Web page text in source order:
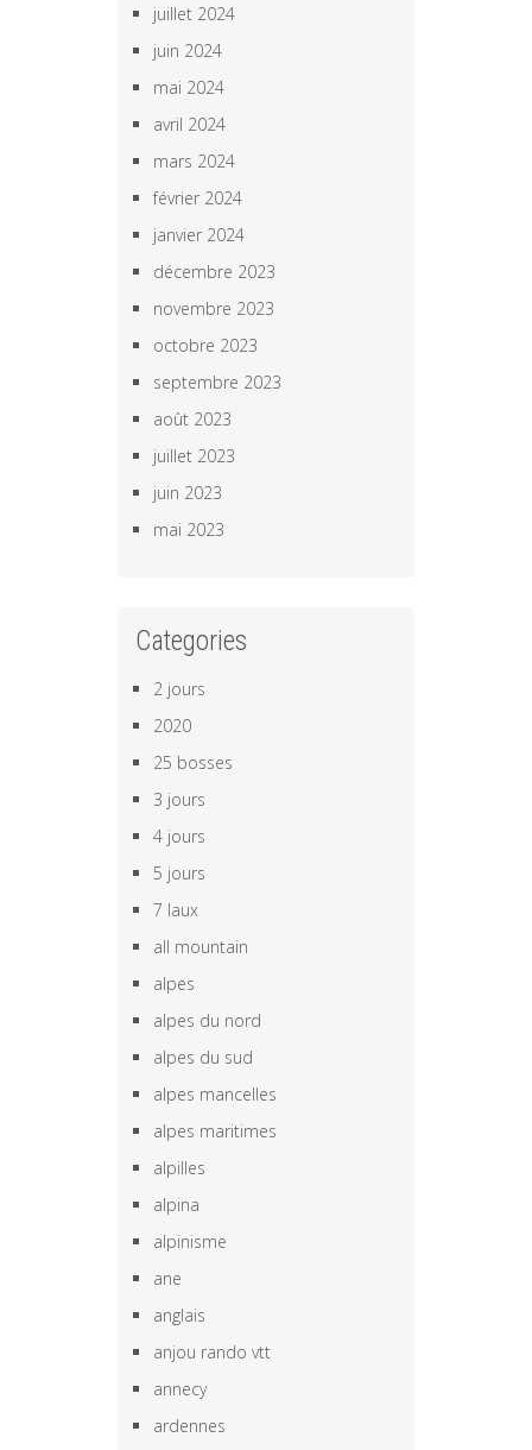
juillet 2024
juin 2024
mai 2024
avril 2024
mars 2024
février 2024
janvier 2024
décembre 2023
novembre 2023
octobre 2023
septembre 2023
août 2023
juillet 2023
juin 2023
mai 2023
Categories
2 jours
2020
25 bosses
3 jours
4 jours
5 jours
7 laux
all mountain
alpes
alpes du nord
alpes du sud
alpes mancelles
alpes maritimes
alpilles
alpina
alpinisme
ane
anglais
anjou rando vtt
annecy
ardennes